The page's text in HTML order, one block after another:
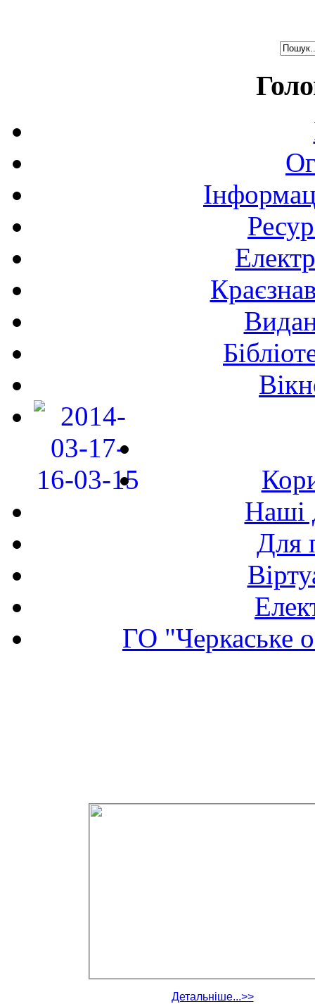
Наші
Для
ГО "Черкаське
Детальніше...>>